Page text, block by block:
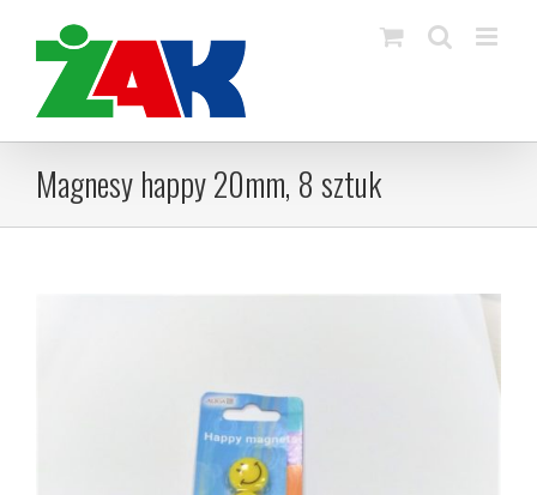
content
Magnesy happy 20mm, 8 sztuk